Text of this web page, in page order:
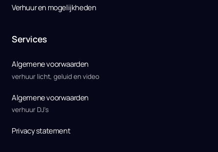
Verhuur en mogelijkheden
Services
Algemene voorwaarden
verhuur licht, geluid en video
Algemene voorwaarden
verhuur DJ's
Privacy statement